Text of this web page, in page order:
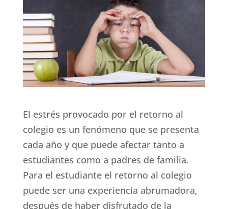
El estrés provocado por el retorno al
colegio es un fenómeno que se presenta
cada año y que puede afectar tanto a
estudiantes como a padres de familia.
Para el estudiante el retorno al colegio
puede ser una experiencia abrumadora,
después de haber disfrutado de la